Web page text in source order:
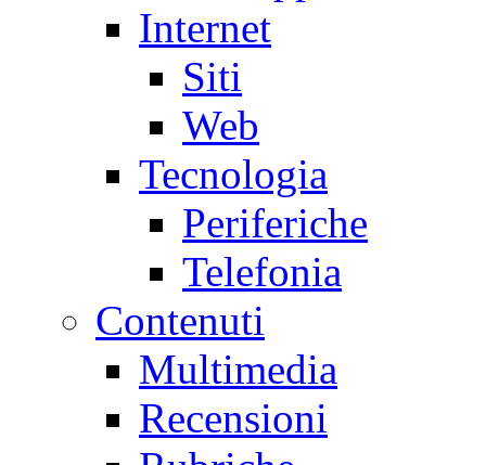
Internet
Siti
Web
Tecnologia
Periferiche
Telefonia
Contenuti
Multimedia
Recensioni